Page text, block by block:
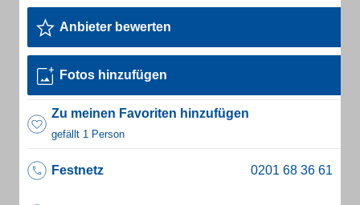
Anbieter bewerten
Fotos hinzufügen
Zu meinen Favoriten hinzufügen
gefällt 1 Person
Festnetz